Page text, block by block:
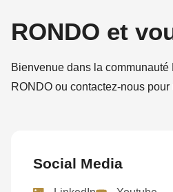
RONDO et
Bienvenue dans la communauté
RONDO ou contactez-nous
Social Media